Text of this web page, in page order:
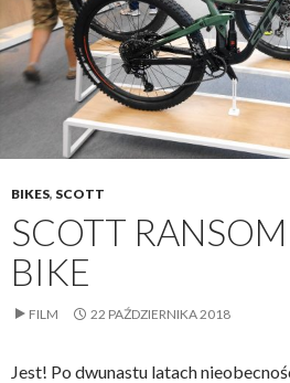
BIKES, SCOTT
SCOTT
BIKE
FILM 22 PAŹDZIERNIKA 2018
Jest! Po dwunastu latach